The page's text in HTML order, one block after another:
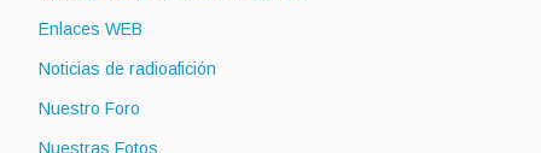
Enlaces WEB
Noticias de radioafición
Nuestro Foro
Nuestras Fotos